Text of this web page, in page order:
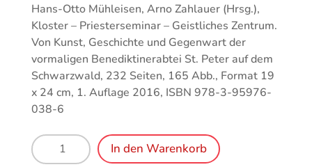
Hans-Otto Mühleisen, Arno Zahlauer (Hrsg.),
Kloster – Priesterseminar – Geistliches Zentrum.
Von Kunst, Geschichte und Gegenwart der
vormaligen Benediktinerabtei St. Peter auf dem
Schwarzwald, 232 Seiten, 165 Abb., Format 19
x 24 cm, 1. Auflage 2016, ISBN 978-3-95976-
038-6
St.
Peter
In den Warenkorb